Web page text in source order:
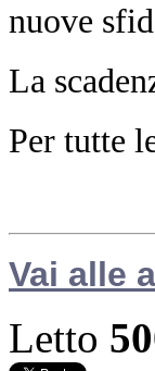
nuove
La
Per tutte
Vai alle
Letto